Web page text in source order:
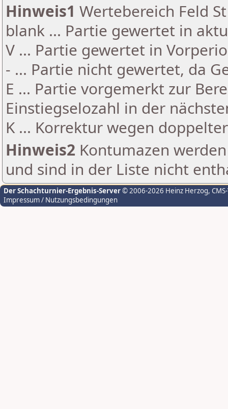
Hinweis1 Wertebereich Feld
blank ... Partie gewertet in
V ... Partie gewertet in
- ... Partie nicht gewertet, da
E ... Partie vorgemerkt zur
Einstiegselozahl in der
K ... Korrektur wegen
Hinweis2 Kontumazen
und sind in der Liste nicht
Der Schachturnier-Ergebnis-Server© 2006-2026 Heinz Herzog,
Impressum / Nutzungsbedingungen